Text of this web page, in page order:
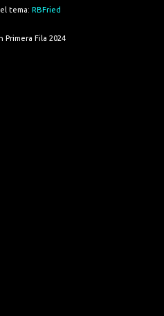
tema: RBFried
Primera Fila 2024